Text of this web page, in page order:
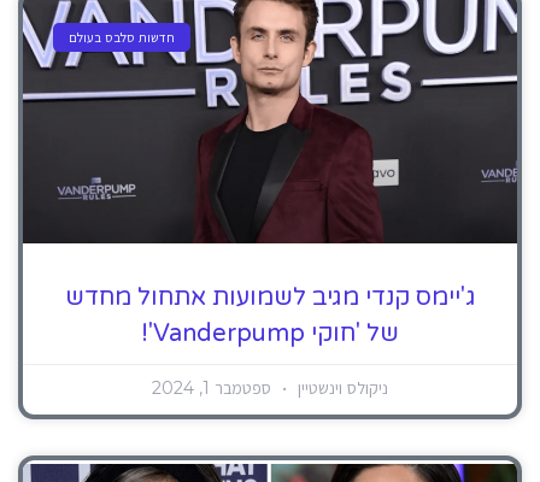
חדשות סלבס בעולם
ג'יימס קנדי ​​מגיב לשמועות אתחול מחדש
של 'חוקי Vanderpump'!
ניקולס וינשטיין ספטמבר 1, 2024